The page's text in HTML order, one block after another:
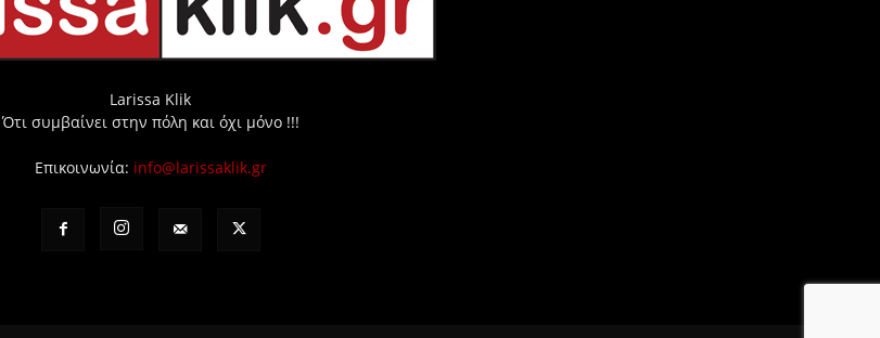
Larissa Klik
Ότι συμβαίνει στην πόλη και όχι μόνο !!!
Επικοινωνία: info@larissaklik.gr